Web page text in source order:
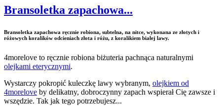
Bransoletka zapachowa...
Bransoletka zapachowa ręcznie robiona, subtelna, na nitce, wykonana ze złotych i
różowych koralików odcieniach złota i różu, z koralikiem białej lawy.
4morelove to ręcznie robiona biżuteria pachnąca naturalnymi
olejkami eterycznymi.
Wystarczy pokropić kuleczkę lawy wybranym, olejkiem od
4morelove by delikatny, dobroczynny zapach wspierał Cię zawsze i
wszędzie. Tak jak tego potrzebujesz...